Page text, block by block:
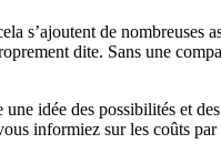
s’ajoutent de
dite. Sans une
idée des possibilités et
informiez sur les coûts